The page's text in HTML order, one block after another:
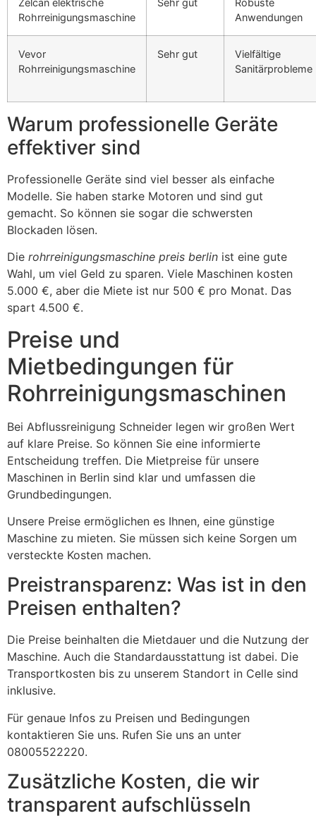
Rohrreinigungsmaschine
Anwendungen
Vevor
Rohrreinigungsmaschine
Sehr gut
Vielfältige
Sanitärprobleme
Warum professionelle Geräte
effektiver sind
Professionelle Geräte sind viel besser als einfache
Modelle. Sie haben starke Motoren und sind gut
gemacht. So können sie sogar die schwersten
Blockaden lösen.
Die rohrreinigungsmaschine preis berlin ist eine gute
Wahl, um viel Geld zu sparen. Viele Maschinen kosten
5.000 €, aber die Miete ist nur 500 € pro Monat. Das
spart 4.500 €.
Preise und
Mietbedingungen für
Rohrreinigungsmaschinen
Bei Abflussreinigung Schneider legen wir großen Wert
auf klare Preise. So können Sie eine informierte
Entscheidung treffen. Die Mietpreise für unsere
Maschinen in Berlin sind klar und umfassen die
Grundbedingungen.
Unsere Preise ermöglichen es Ihnen, eine günstige
Maschine zu mieten. Sie müssen sich keine Sorgen um
versteckte Kosten machen.
Preistransparenz: Was ist in den
Preisen enthalten?
Die Preise beinhalten die Mietdauer und die Nutzung der
Maschine. Auch die Standardausstattung ist dabei. Die
Transportkosten bis zu unserem Standort in Celle sind
inklusive.
Für genaue Infos zu Preisen und Bedingungen
kontaktieren Sie uns. Rufen Sie uns an unter
08005522220.
Zusätzliche Kosten, die wir
transparent aufschlüsseln